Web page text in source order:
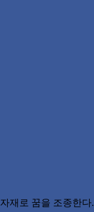
재로 꿈을 조종한다.